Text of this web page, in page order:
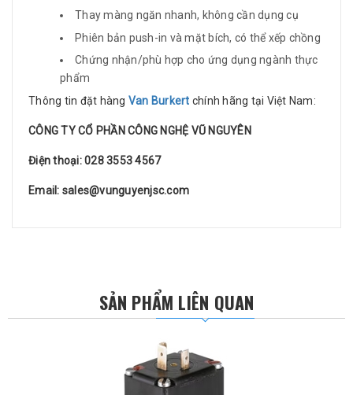
Thay màng ngăn nhanh, không cần dụng cụ
Phiên bản push-in và mặt bích, có thể xếp chồng
Chứng nhận/phù hợp cho ứng dụng ngành thực
phẩm
Thông tin đặt hàng Van Burkert chính hãng tại Việt Nam:
CÔNG TY CỔ PHẦN CÔNG NGHỆ VŨ NGUYÊN
Điện thoại: 028 3553 4567
Email: sales@vunguyenjsc.com
SẢN PHẨM LIÊN QUAN